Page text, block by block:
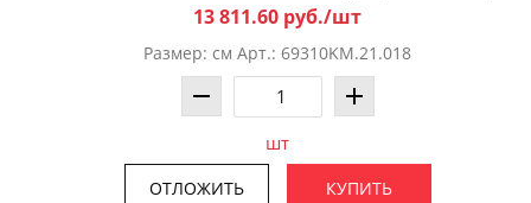
13 811.60 руб./шт
Размер: см Арт.: 69310KM.21.018
шт
ОТЛОЖИТЬ КУПИТЬ